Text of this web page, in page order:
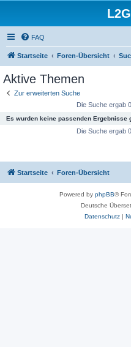
FAQ
Startseite Foren-Übersicht
Aktive Themen
Zur erweiterten Suche
Die Suche ergab
Es wurden keine passenden Ergebnisse
Die Suche ergab
Startseite Foren-Übersicht
Powered by phpBB®
Deutsche
Datenschutz|